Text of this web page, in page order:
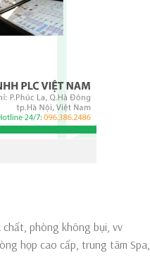
chất, phòng không bụi, vv
họp cao cấp, trung tâm